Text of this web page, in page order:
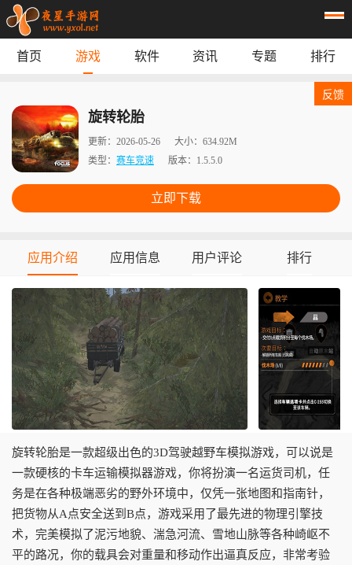
专题 榜单
首页 游戏 软件 资讯 专题 排行
旋转轮胎
更新： 2026-05-26 大小： 634.92M
类型： 赛车竞速 版本： 1.5.5.0
立即下载
反馈
应用介绍 应用信息 用户评论 排行
旋转轮胎是一款超级出色的3D驾驶越野车模拟游戏，可以说是
一款硬核的卡车运输模拟器游戏，你将扮演一名运货司机，任
务是在各种极端恶劣的野外环境中，仅凭一张地图和指南针，
把货物从A点安全送到B点，游戏采用了最先进的物理引擎技
术，完美模拟了泥污地貌、湍急河流、雪地山脉等各种崎岖不
平的路况，你的载具会对重量和移动作出逼真反应，非常考验